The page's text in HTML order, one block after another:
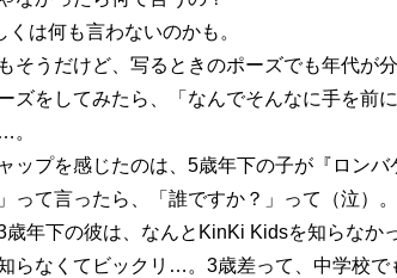
は何も言わないのかも。
そうだけど、写るときのポーズでも年代が
ズをしてみたら、「なんでそんなに手を前
。
ップを感じたのは、5歳年下の子が『ロンバ
って言ったら、「誰ですか？」って（泣）。
年下の彼は、なんとKinKi Kidsを知らなか
らなくてビックリ…。3歳差って、中学校で